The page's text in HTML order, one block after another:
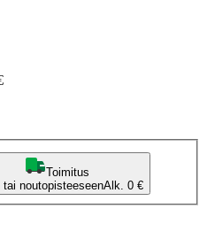
Toimitus
tai noutopisteeseenAlk. 0 €